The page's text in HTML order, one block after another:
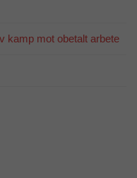
kamp mot obetalt arbete